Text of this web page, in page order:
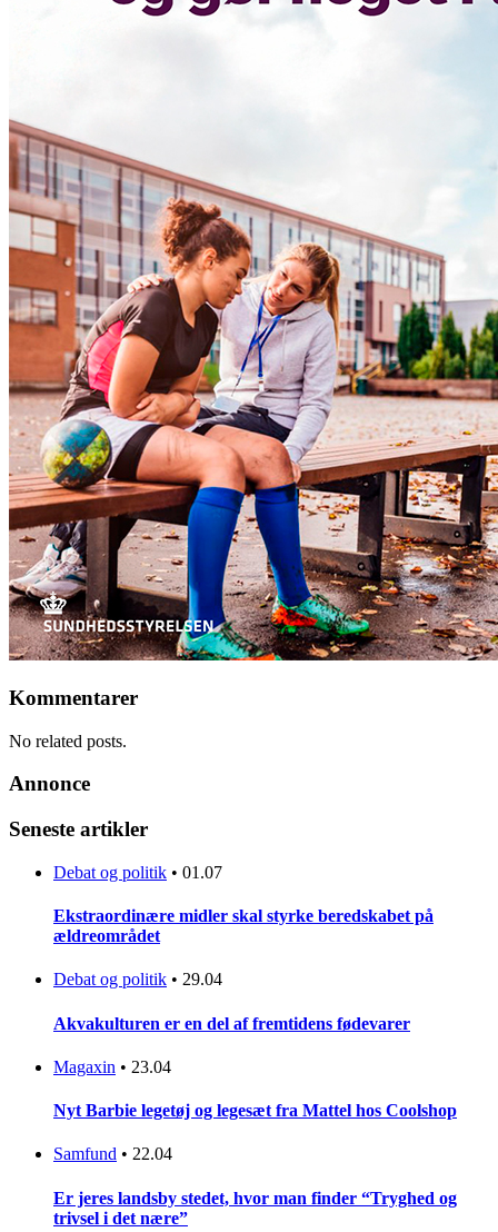
Kommentarer
No related posts.
Annonce
Seneste artikler
Debat og politik • 01.07
Ekstraordinære midler skal styrke beredskabet på
ældreområdet
Debat og politik • 29.04
Akvakulturen er en del af fremtidens fødevarer
Magaxin • 23.04
Nyt Barbie legetøj og legesæt fra Mattel hos Coolshop
Samfund • 22.04
Er jeres landsby stedet, hvor man finder “Tryghed og
trivsel i det nære”